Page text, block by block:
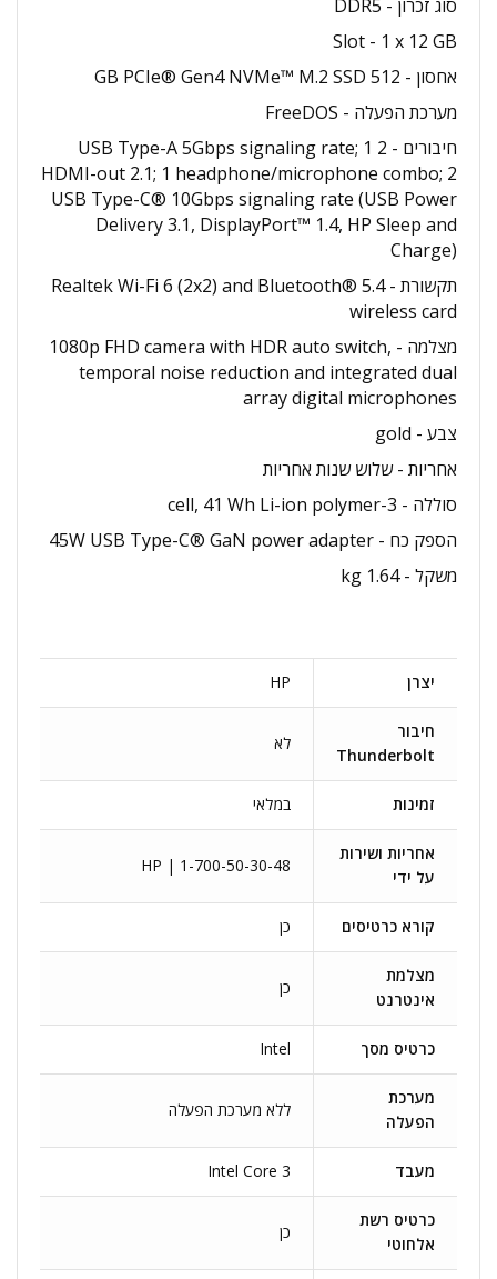
סוג זכרון - DDR5
Slot - 1 x 12 GB
אחסון - 512 GB PCIe® Gen4 NVMe™ M.2 SSD
מערכת הפעלה - FreeDOS
חיבורים - 2 USB Type-A 5Gbps signaling rate; 1
HDMI-out 2.1; 1 headphone/microphone combo; 2
USB Type-C® 10Gbps signaling rate (USB Power
Delivery 3.1, DisplayPort™ 1.4, HP Sleep and
Charge)
תקשורת - Realtek Wi-Fi 6 (2x2) and Bluetooth® 5.4
wireless card
מצלמה - 1080p FHD camera with HDR auto switch,
temporal noise reduction and integrated dual
array digital microphones
צבע - gold
אחריות - שלוש שנות אחריות
סוללה - 3-cell, 41 Wh Li-ion polymer
הספק כח - 45W USB Type-C® GaN power adapter
משקל - 1.64 kg
יצרן HP
חיבור
Thunderbolt
לא
זמינות במלאי
אחריות ושירות
על ידי
HP | 1-700-50-30-48
קורא כרטיסים כן
מצלמת
אינטרנט
כן
כרטיס מסך Intel
מערכת
הפעלה
ללא מערכת הפעלה
מעבד Intel Core 3
כרטיס רשת
אלחוטי
כן